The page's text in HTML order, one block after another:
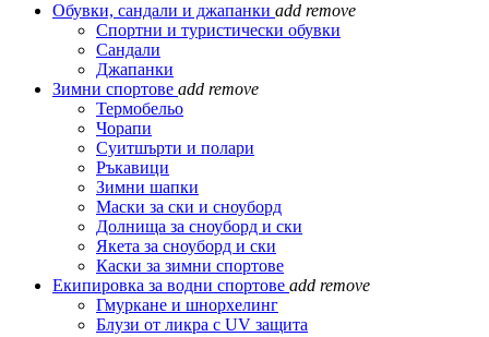
Обувки, сандали и джапанки add remove
Спортни и туристически обувки
Сандали
Джапанки
Зимни спортове add remove
Термобельо
Чорапи
Суитшърти и полари
Ръкавици
Зимни шапки
Маски за ски и сноуборд
Долнища за сноуборд и ски
Якета за сноуборд и ски
Каски за зимни спортове
Екипировка за водни спортове add remove
Гмуркане и шнорхелинг
Блузи от ликра с UV защита